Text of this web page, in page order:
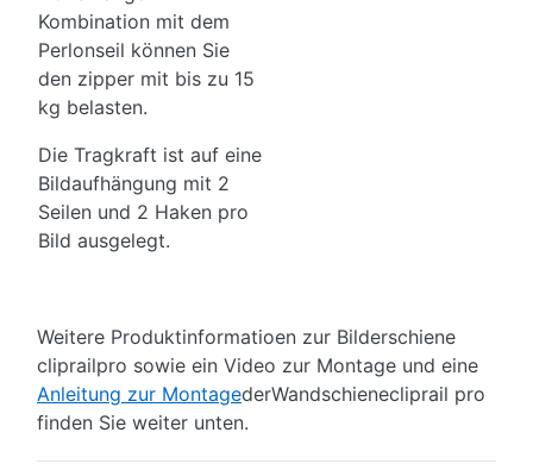
Kombination mit dem
Perlonseil können Sie
den zipper mit bis zu 15
kg belasten.
Die Tragkraft ist auf eine
Bildaufhängung mit 2
Seilen und 2 Haken pro
Bild ausgelegt.
Weitere Produktinformatioen zur Bilderschiene
cliprailpro sowie ein Video zur Montage und eine
Anleitung zur MontagederWandschienecliprail pro
finden Sie weiter unten.